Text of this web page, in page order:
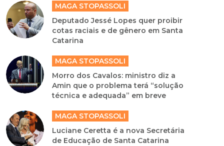
MAGA STOPASSOLI
Deputado Jessé Lopes quer proibir
cotas raciais e de gênero em Santa
Catarina
MAGA STOPASSOLI
Morro dos Cavalos: ministro diz a
Amin que o problema terá “solução
técnica e adequada” em breve
MAGA STOPASSOLI
Luciane Ceretta é a nova Secretária
de Educação de Santa Catarina